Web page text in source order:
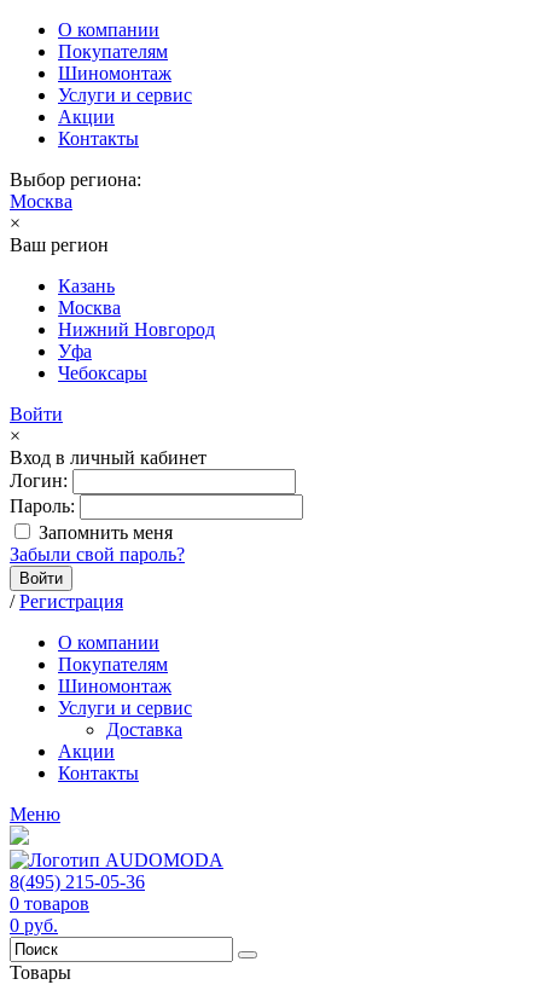
О компании
Покупателям
Шиномонтаж
Услуги и сервис
Акции
Контакты
Выбор региона:
Москва
×
Ваш регион
Казань
Москва
Нижний Новгород
Уфа
Чебоксары
Войти
×
Вход в личный кабинет
Логин:
Пароль:
Запомнить меня
Забыли свой пароль?
Войти
/ Регистрация
О компании
Покупателям
Шиномонтаж
Услуги и сервис
Доставка
Акции
Контакты
Меню
8(495) 215-05-36
0 товаров
0 руб.
Товары